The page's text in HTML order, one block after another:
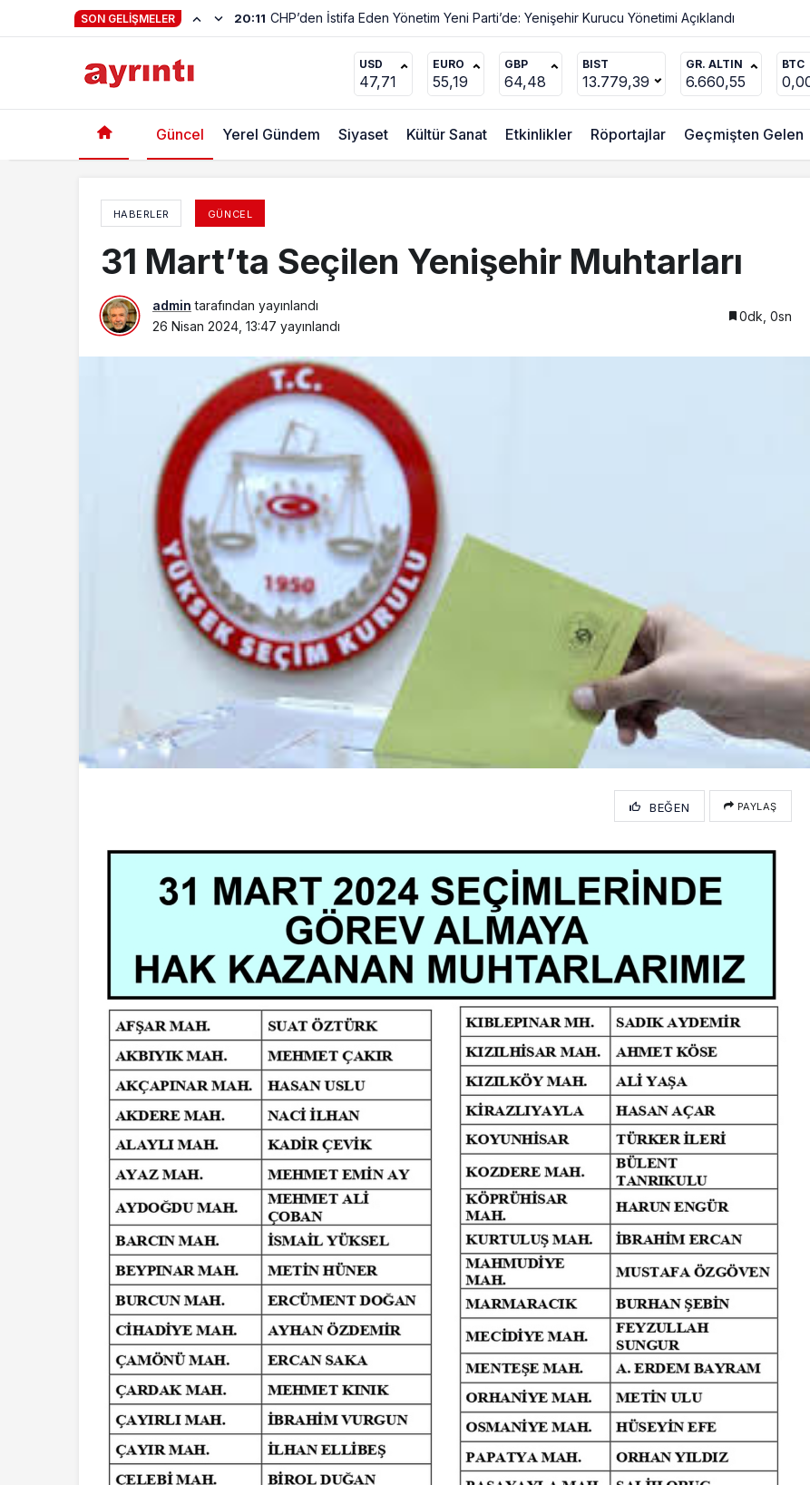
SON GELIŞMELER 23:01 Hayat Kendiliğinden Değişmez
USD
47,71
EURO
55,19
GBP
64,48
BIST
13.779,39
GR. ALTIN
6.660,55
BTC
Güncel Yerel Gündem Siyaset Kültür Sanat Etkinlikler Röportajlar Geçmişten Gelen
HABERLER GÜNCEL
31 Mart’ta Seçilen Yenişehir Muhtarları
admin tarafından yayınlandı
26 Nisan 2024, 13:47 yayınlandı
0dk, 0sn
BEĞEN PAYLAŞ
Yenişehir’de Hangi Mahallede Kim Ne Kadar Oy Aldı?